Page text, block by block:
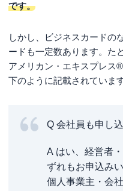
です。
しかし、ビジネスカードの
ードも一定数あります。た
アメリカン・エキスプレス
下のように記載されています
Q 会社員も申し
A はい、経営者
ずれもお申込み
個人事業主・会